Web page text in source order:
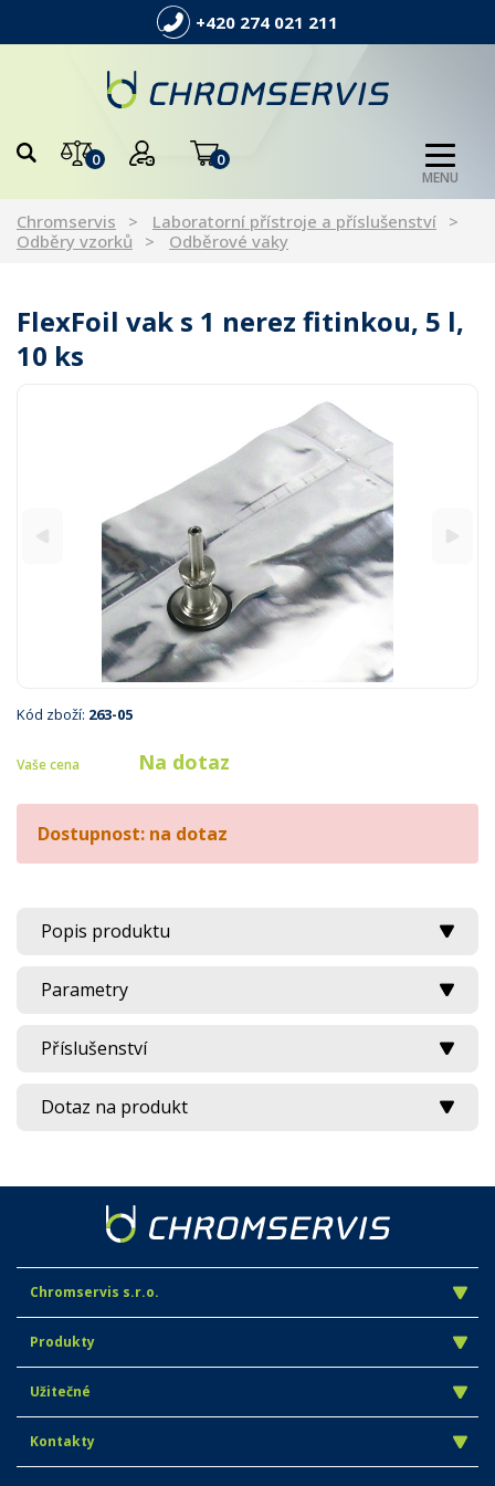
+420 274 021 211
0 0
MENU
Chromservis
Laboratorní přístroje a příslušenství
Odběry vzorků
Odběrové vaky
FlexFoil vak s 1 nerez fitinkou, 5 l,
10 ks
Kód zboží: 263-05
Vaše cena Na dotaz
Dostupnost: na dotaz
Popis produktu
Parametry
Příslušenství
Dotaz na produkt
Chromservis s.r.o.
Produkty
Užitečné
Kontakty